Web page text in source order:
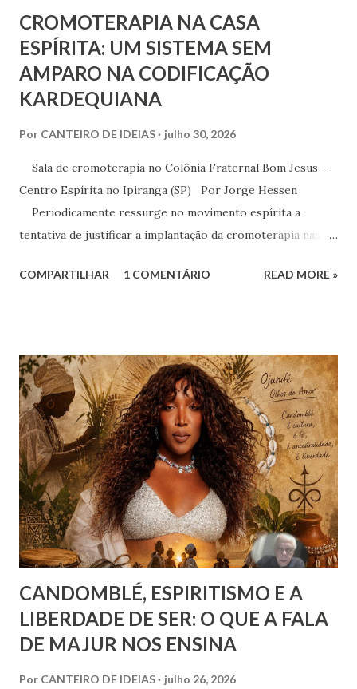
CROMOTERAPIA NA CASA
ESPÍRITA: UM SISTEMA SEM
AMPARO NA CODIFICAÇÃO
KARDEQUIANA
Por CANTEIRO DE IDEIAS julho 30, 2026
Sala de cromoterapia no Colônia Fraternal Bom Jesus -
Centro Espírita no Ipiranga (SP) Por Jorge Hessen
Periodicamente ressurge no movimento espírita a
tentativa de justificar a implantação da cromoterapia nas
Joanna de Ângelis, especialmente na obra Plenitude .
Joanna de Ângelis menciona a helioterapia e faz alusões à
cromoterapia no contexto da preservação da saúde física e
psíquica. Em nenhum momento, porém, recomenda sua
adoção como prática institucional do Espiritismo. Há
profunda diferença entre reconhecer a existência de um
recurso terapêutico e convertê-lo em atividade da Casa
Espírita.
COMPARTILHAR 1 COMENTÁRIO READ MORE »
CANDOMBLÉ, ESPIRITISMO E A
LIBERDADE DE SER: O QUE A FALA
DE MAJUR NOS ENSINA
Por CANTEIRO DE IDEIAS julho 26, 2026